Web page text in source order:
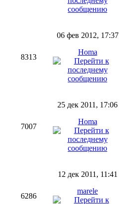
8313
06 фев 2012, 17:37
Homa
7007
25 дек 2011, 17:06
Homa
6286
12 дек 2011, 11:41
marele